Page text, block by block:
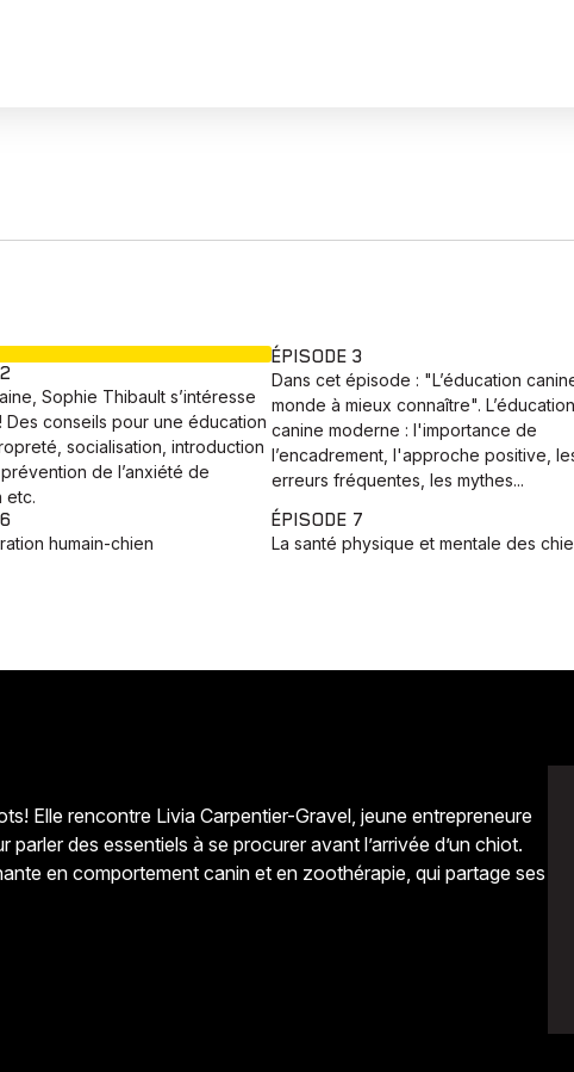
Sophie Thibault s’intéresse
Des conseils pour une éducation
socialisation, introduction
de l’anxiété de
etc.
ÉPISODE 3
Dans cet épisode : "L’éducation
monde à mieux connaître". L’éducation
canine moderne : l'importance de
l’encadrement, l'approche positive,
erreurs fréquentes, les mythes...
humain-chien
ÉPISODE 7
La santé physique et mentale des
Elle rencontre Livia Carpentier-Gravel, jeune entrepreneure
des essentiels à se procurer avant l’arrivée d’un chiot.
en comportement canin et en zoothérapie, qui partage ses